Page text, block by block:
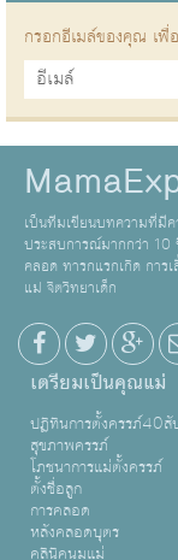
กรอกอีเมล์ของคุณ เพื่
เป็นทีมเขียนบทความที่มี
ประสบการณ์มากกว่า 10
คลอด ทารกแรกเกิด การ
แม่ จิตวิทยาเด็ก
เตรียมเป็นคุณแม่
ปฏิทินการตั้งครรภ์40สั
สุขภาพครรภ์
โภชนาการแม่ตั้งครรภ์
ตั้งชื่อลูก
การคลอด
หลังคลอดบุตร
คลินิคนมแม่